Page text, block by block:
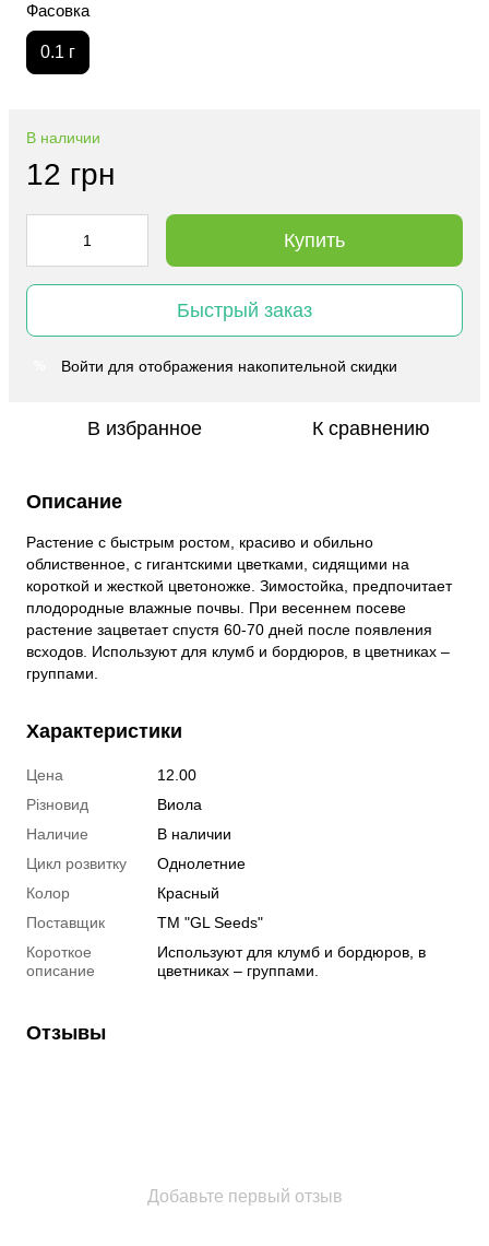
Фасовка
0.1 г
В наличии
12 грн
Купить
Быстрый заказ
Войти для отображения накопительной скидки
В избранное К сравнению
Описание
Растение с быстрым ростом, красиво и обильно
облиственное, с гигантскими цветками, сидящими на
короткой и жесткой цветоножке. Зимостойка, предпочитает
плодородные влажные почвы. При весеннем посеве
растение зацветает спустя 60-70 дней после появления
всходов. Используют для клумб и бордюров, в цветниках –
группами.
Характеристики
Цена
12.00
Різновид
Виола
Наличие
В наличии
Цикл розвитку
Однолетние
Колор
Красный
Поставщик
ТМ "GL Seeds"
Короткое
описание
Используют для клумб и бордюров, в
цветниках – группами.
Отзывы
Добавьте первый отзыв